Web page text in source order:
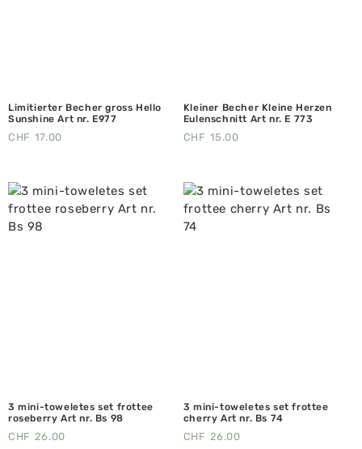
Limitierter Becher gross Hello
Sunshine Art nr. E977
CHF 17.00
Kleiner Becher Kleine Herzen
Eulenschnitt Art nr. E 773
CHF 15.00
3 mini-toweletes set frottee
roseberry Art nr. Bs 98
CHF 26.00
3 mini-toweletes set frottee
cherry Art nr. Bs 74
CHF 26.00